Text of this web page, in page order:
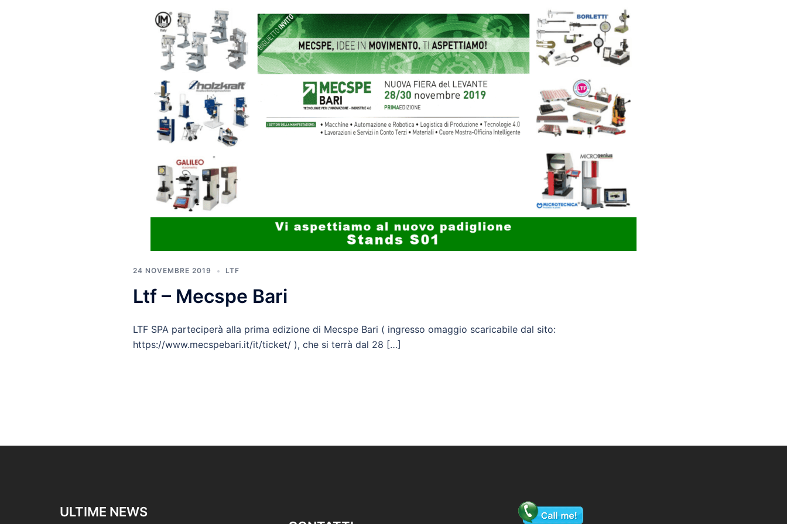
24 NOVEMBRE 2019 LTF
Ltf – Mecspe Bari
LTF SPA parteciperà alla prima edizione di Mecspe Bari ( ingresso omaggio scaricabile dal sito:
https://www.mecspebari.it/it/ticket/ ), che si terrà dal 28 […]
ULTIME NEWS